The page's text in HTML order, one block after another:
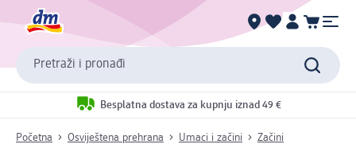
Pretraži i pronađi
Besplatna dostava za kupnju iznad 49 €
Početna Osviještena prehrana Umaci i začini Začini